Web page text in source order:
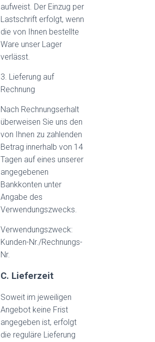
aufweist. Der Einzug per
Lastschrift erfolgt, wenn
die von Ihnen bestellte
Ware unser Lager
verlässt.
3. Lieferung auf
Rechnung
Nach Rechnungserhalt
überweisen Sie uns den
von Ihnen zu zahlenden
Betrag innerhalb von 14
Tagen auf eines unserer
angegebenen
Bankkonten unter
Angabe des
Verwendungszwecks.
Verwendungszweck:
Kunden-Nr./Rechnungs-
Nr.
C. Lieferzeit
Soweit im jeweiligen
Angebot keine Frist
angegeben ist, erfolgt
die reguläre Lieferung